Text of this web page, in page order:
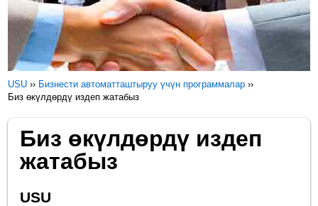
USU ›› Бизнести автоматташтыруу үчүн программалар ››
Биз өкүлдөрдү издеп жатабыз
Биз өкүлдөрдү издеп
жатабыз
USU